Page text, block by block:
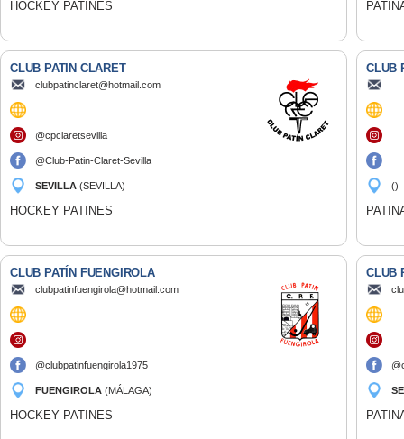
HOCKEY PATINES
CLUB PATIN CLARET
clubpatinclaret@hotmail.com
@cpclaretsevilla
@Club-Patin-Claret-Sevilla
SEVILLA (SEVILLA)
HOCKEY PATINES
CLUB
()
CLUB PATÍN FUENGIROLA
clubpatinfuengirola@hotmail.com
@clubpatinfuengirola1975
FUENGIROLA (MÁLAGA)
HOCKEY PATINES
CLUB